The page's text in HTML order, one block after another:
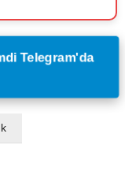
Telegram'da